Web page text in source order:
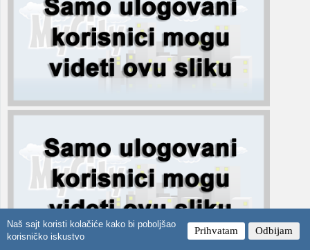
Naš sajt koristi kolačiće kako bi poboljšao
korisničko iskustvo
Prihvatam Odbijam